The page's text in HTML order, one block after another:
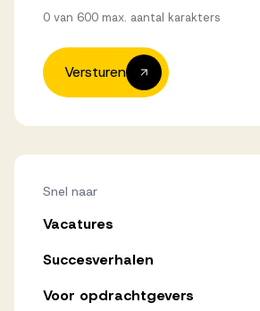
0 van 600 max. aantal karakters
Versturen
Snel naar
Vacatures
Succesverhalen
Voor opdrachtgevers